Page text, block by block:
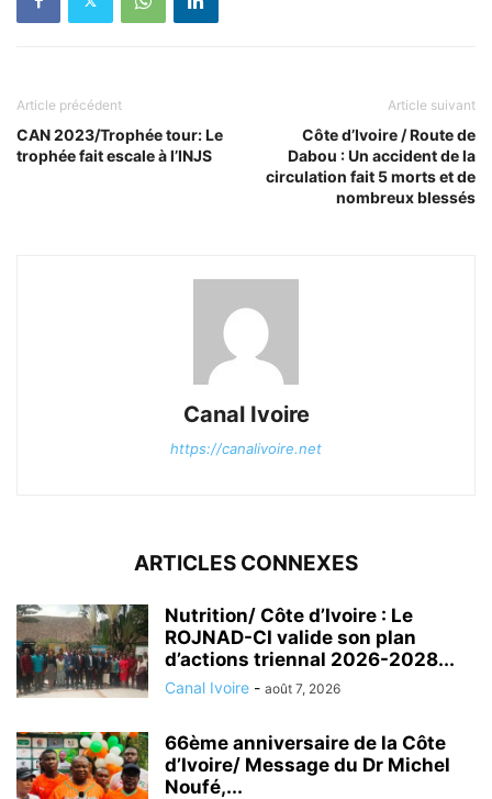
Article précédent
CAN 2023/Trophée tour: Le
trophée fait escale à l’INJS
Article suivant
Côte d’Ivoire / Route de
Dabou : Un accident de la
circulation fait 5 morts et de
nombreux blessés
Canal Ivoire
https://canalivoire.net
ARTICLES CONNEXES
Nutrition/ Côte d’Ivoire : Le
ROJNAD-CI valide son plan
d’actions triennal 2026-2028...
Canal Ivoire - août 7, 2026
66ème anniversaire de la Côte
d’Ivoire/ Message du Dr Michel
Noufé,...